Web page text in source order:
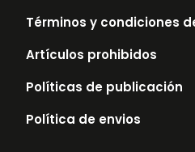
Términos y condiciones
Artículos prohibidos
Políticas de publicación
Política de envios